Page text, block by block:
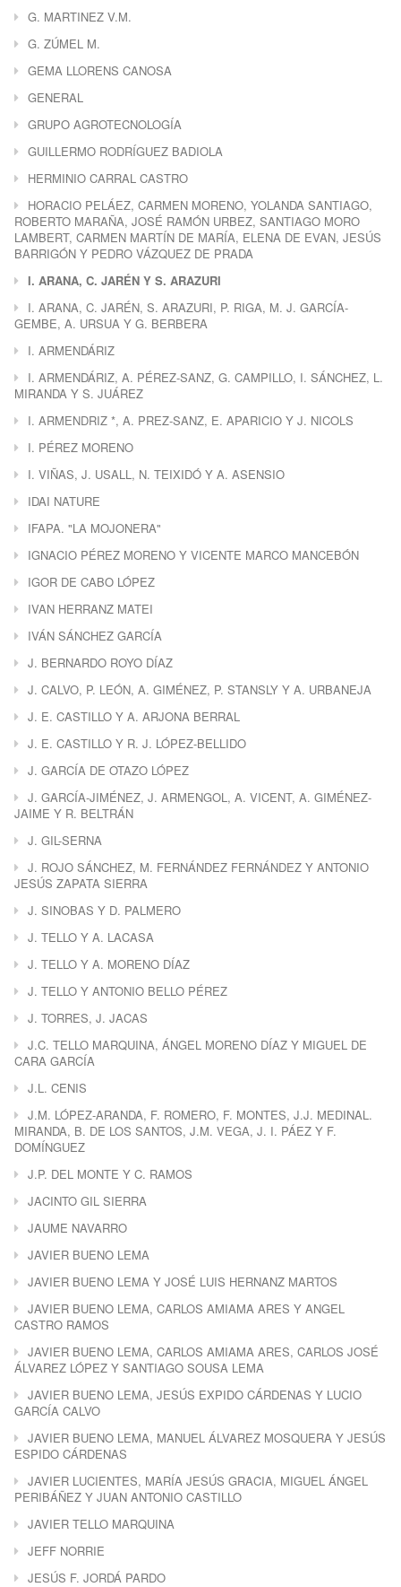
G. MARTINEZ V.M.
G. ZÚMEL M.
GEMA LLORENS CANOSA
GENERAL
GRUPO AGROTECNOLOGÍA
GUILLERMO RODRÍGUEZ BADIOLA
HERMINIO CARRAL CASTRO
HORACIO PELÁEZ, CARMEN MORENO, YOLANDA SANTIAGO,
ROBERTO MARAÑA, JOSÉ RAMÓN URBEZ, SANTIAGO MORO
LAMBERT, CARMEN MARTÍN DE MARÍA, ELENA DE EVAN, JESÚS
BARRIGÓN Y PEDRO VÁZQUEZ DE PRADA
I. ARANA, C. JARÉN Y S. ARAZURI
I. ARANA, C. JARÉN, S. ARAZURI, P. RIGA, M. J. GARCÍA-
GEMBE, A. URSUA Y G. BERBERA
I. ARMENDÁRIZ
I. ARMENDÁRIZ, A. PÉREZ-SANZ, G. CAMPILLO, I. SÁNCHEZ, L.
MIRANDA Y S. JUÁREZ
I. ARMENDRIZ *, A. PREZ-SANZ, E. APARICIO Y J. NICOLS
I. PÉREZ MORENO
I. VIÑAS, J. USALL, N. TEIXIDÓ Y A. ASENSIO
IDAI NATURE
IFAPA. "LA MOJONERA"
IGNACIO PÉREZ MORENO Y VICENTE MARCO MANCEBÓN
IGOR DE CABO LÓPEZ
IVAN HERRANZ MATEI
IVÁN SÁNCHEZ GARCÍA
J. BERNARDO ROYO DÍAZ
J. CALVO, P. LEÓN, A. GIMÉNEZ, P. STANSLY Y A. URBANEJA
J. E. CASTILLO Y A. ARJONA BERRAL
J. E. CASTILLO Y R. J. LÓPEZ-BELLIDO
J. GARCÍA DE OTAZO LÓPEZ
J. GARCÍA-JIMÉNEZ, J. ARMENGOL, A. VICENT, A. GIMÉNEZ-
JAIME Y R. BELTRÁN
J. GIL-SERNA
J. ROJO SÁNCHEZ, M. FERNÁNDEZ FERNÁNDEZ Y ANTONIO
JESÚS ZAPATA SIERRA
J. SINOBAS Y D. PALMERO
J. TELLO Y A. LACASA
J. TELLO Y A. MORENO DÍAZ
J. TELLO Y ANTONIO BELLO PÉREZ
J. TORRES, J. JACAS
J.C. TELLO MARQUINA, ÁNGEL MORENO DÍAZ Y MIGUEL DE
CARA GARCÍA
J.L. CENIS
J.M. LÓPEZ-ARANDA, F. ROMERO, F. MONTES, J.J. MEDINAL.
MIRANDA, B. DE LOS SANTOS, J.M. VEGA, J. I. PÁEZ Y F.
DOMÍNGUEZ
J.P. DEL MONTE Y C. RAMOS
JACINTO GIL SIERRA
JAUME NAVARRO
JAVIER BUENO LEMA
JAVIER BUENO LEMA Y JOSÉ LUIS HERNANZ MARTOS
JAVIER BUENO LEMA, CARLOS AMIAMA ARES Y ANGEL
CASTRO RAMOS
JAVIER BUENO LEMA, CARLOS AMIAMA ARES, CARLOS JOSÉ
ÁLVAREZ LÓPEZ Y SANTIAGO SOUSA LEMA
JAVIER BUENO LEMA, JESÚS EXPIDO CÁRDENAS Y LUCIO
GARCÍA CALVO
JAVIER BUENO LEMA, MANUEL ÁLVAREZ MOSQUERA Y JESÚS
ESPIDO CÁRDENAS
JAVIER LUCIENTES, MARÍA JESÚS GRACIA, MIGUEL ÁNGEL
PERIBÁÑEZ Y JUAN ANTONIO CASTILLO
JAVIER TELLO MARQUINA
JEFF NORRIE
JESÚS F. JORDÁ PARDO